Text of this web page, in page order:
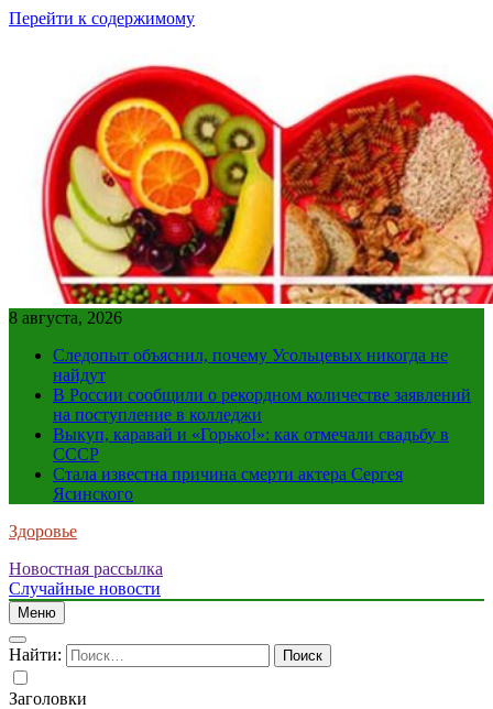
Перейти к содержимому
8 августа, 2026
Следопыт объяснил, почему Усольцевых никогда не
найдут
В России сообщили о рекордном количестве заявлений
на поступление в колледжи
Выкуп, каравай и «Горько!»: как отмечали свадьбу в
СССР
Стала известна причина смерти актера Сергея
Ясинского
Здоровье
Новостная рассылка
Случайные новости
Меню
Найти:
Заголовки